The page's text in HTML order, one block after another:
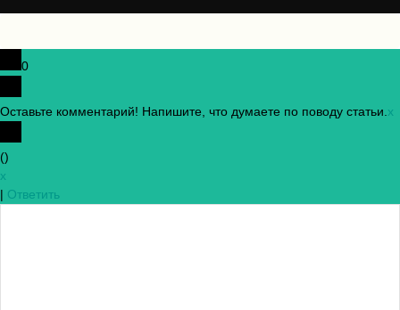
0
Оставьте комментарий! Напишите, что думаете по поводу статьи. x
()
x
| Ответить